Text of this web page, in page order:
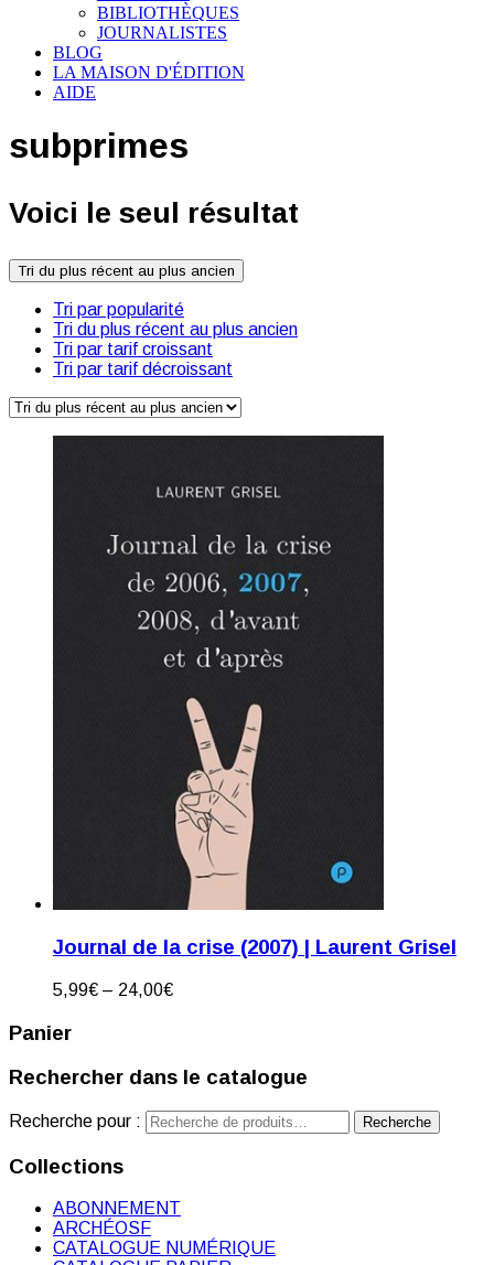
BIBLIOTHÈQUES
JOURNALISTES
BLOG
LA MAISON D'ÉDITION
AIDE
subprimes
Voici le seul résultat
Tri du plus récent au plus ancien
Tri par popularité
Tri du plus récent au plus ancien
Tri par tarif croissant
Tri par tarif décroissant
Journal de la crise (2007) | Laurent Grisel
5,99€ – 24,00€
Panier
Rechercher dans le catalogue
Recherche pour : Recherche
Collections
ABONNEMENT
ARCHÉOSF
CATALOGUE NUMÉRIQUE